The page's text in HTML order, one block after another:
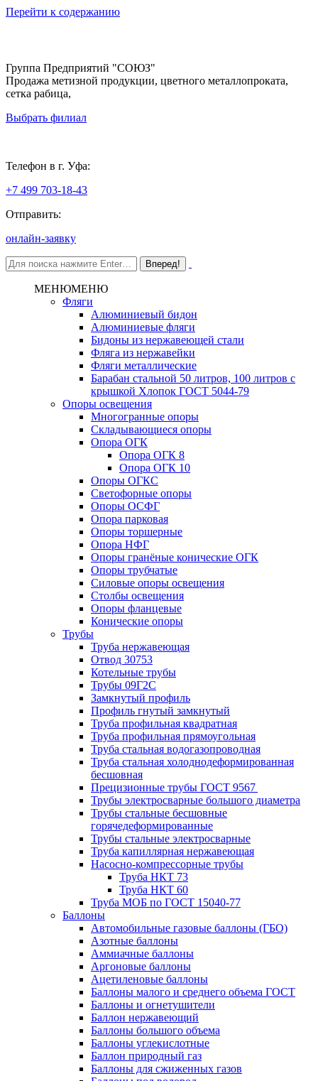
Перейти к содержанию
Группа Предприятий "СОЮЗ"
Продажа метизной продукции, цветного металлопроката,
сетка рабица,
Выбрать филиал
Телефон в г. Уфа:
+7 499 703-18-43
Отправить:
онлайн-заявку
МЕНЮМЕНЮ
Фляги
Алюминиевый бидон
Алюминиевые фляги
Бидоны из нержавеющей стали
Фляга из нержавейки
Фляги металлические
Барабан стальной 50 литров, 100 литров с
крышкой Хлопок ГОСТ 5044-79
Опоры освещения
Многогранные опоры
Складывающиеся опоры
Опора ОГК
Опора ОГК 8
Опора ОГК 10
Опоры ОГКС
Светофорные опоры
Опоры ОСФГ
Опора парковая
Опоры торшерные
Опора НФГ
Опоры гранёные конические ОГК
Опоры трубчатые
Силовые опоры освещения
Столбы освещения
Опоры фланцевые
Конические опоры
Трубы
Труба нержавеющая
Отвод 30753
Котельные трубы
Трубы 09Г2С
Замкнутый профиль
Профиль гнутый замкнутый
Труба профильная квадратная
Труба профильная прямоугольная
Труба стальная водогазопроводная
Труба стальная холоднодеформированная
бесшовная
Прецизионные трубы ГОСТ 9567
Трубы электросварные большого диаметра
Трубы стальные бесшовные
горячедеформированные
Трубы стальные электросварные
Труба капиллярная нержавеющая
Насосно-компрессорные трубы
Труба НКТ 73
Труба НКТ 60
Труба МОБ по ГОСТ 15040-77
Баллоны
Автомобильные газовые баллоны (ГБО)
Азотные баллоны
Аммиачные баллоны
Аргоновые баллоны
Ацетиленовые баллоны
Баллоны малого и среднего объема ГОСТ
Баллоны и огнетушители
Баллон нержавеющий
Баллоны большого объема
Баллоны углекислотные
Баллон природный газ
Баллоны для сжиженных газов